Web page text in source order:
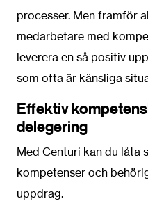
processer. Men framför
medarbetare med
leverera en så positiv
som ofta är känsliga
Effektiv
delegering
Med Centuri kan du låta
kompetenser och
uppdrag.